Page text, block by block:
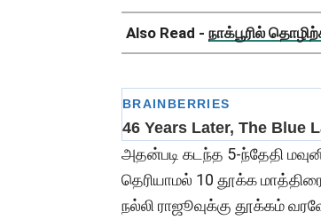
Also Read - நாக்பூரில்
அதன்படி கடந்த 5-ந்தேதி
தெரியாமல் 10 தூக்க
நல்லி ராஜூவுக்கு தூக்கம்